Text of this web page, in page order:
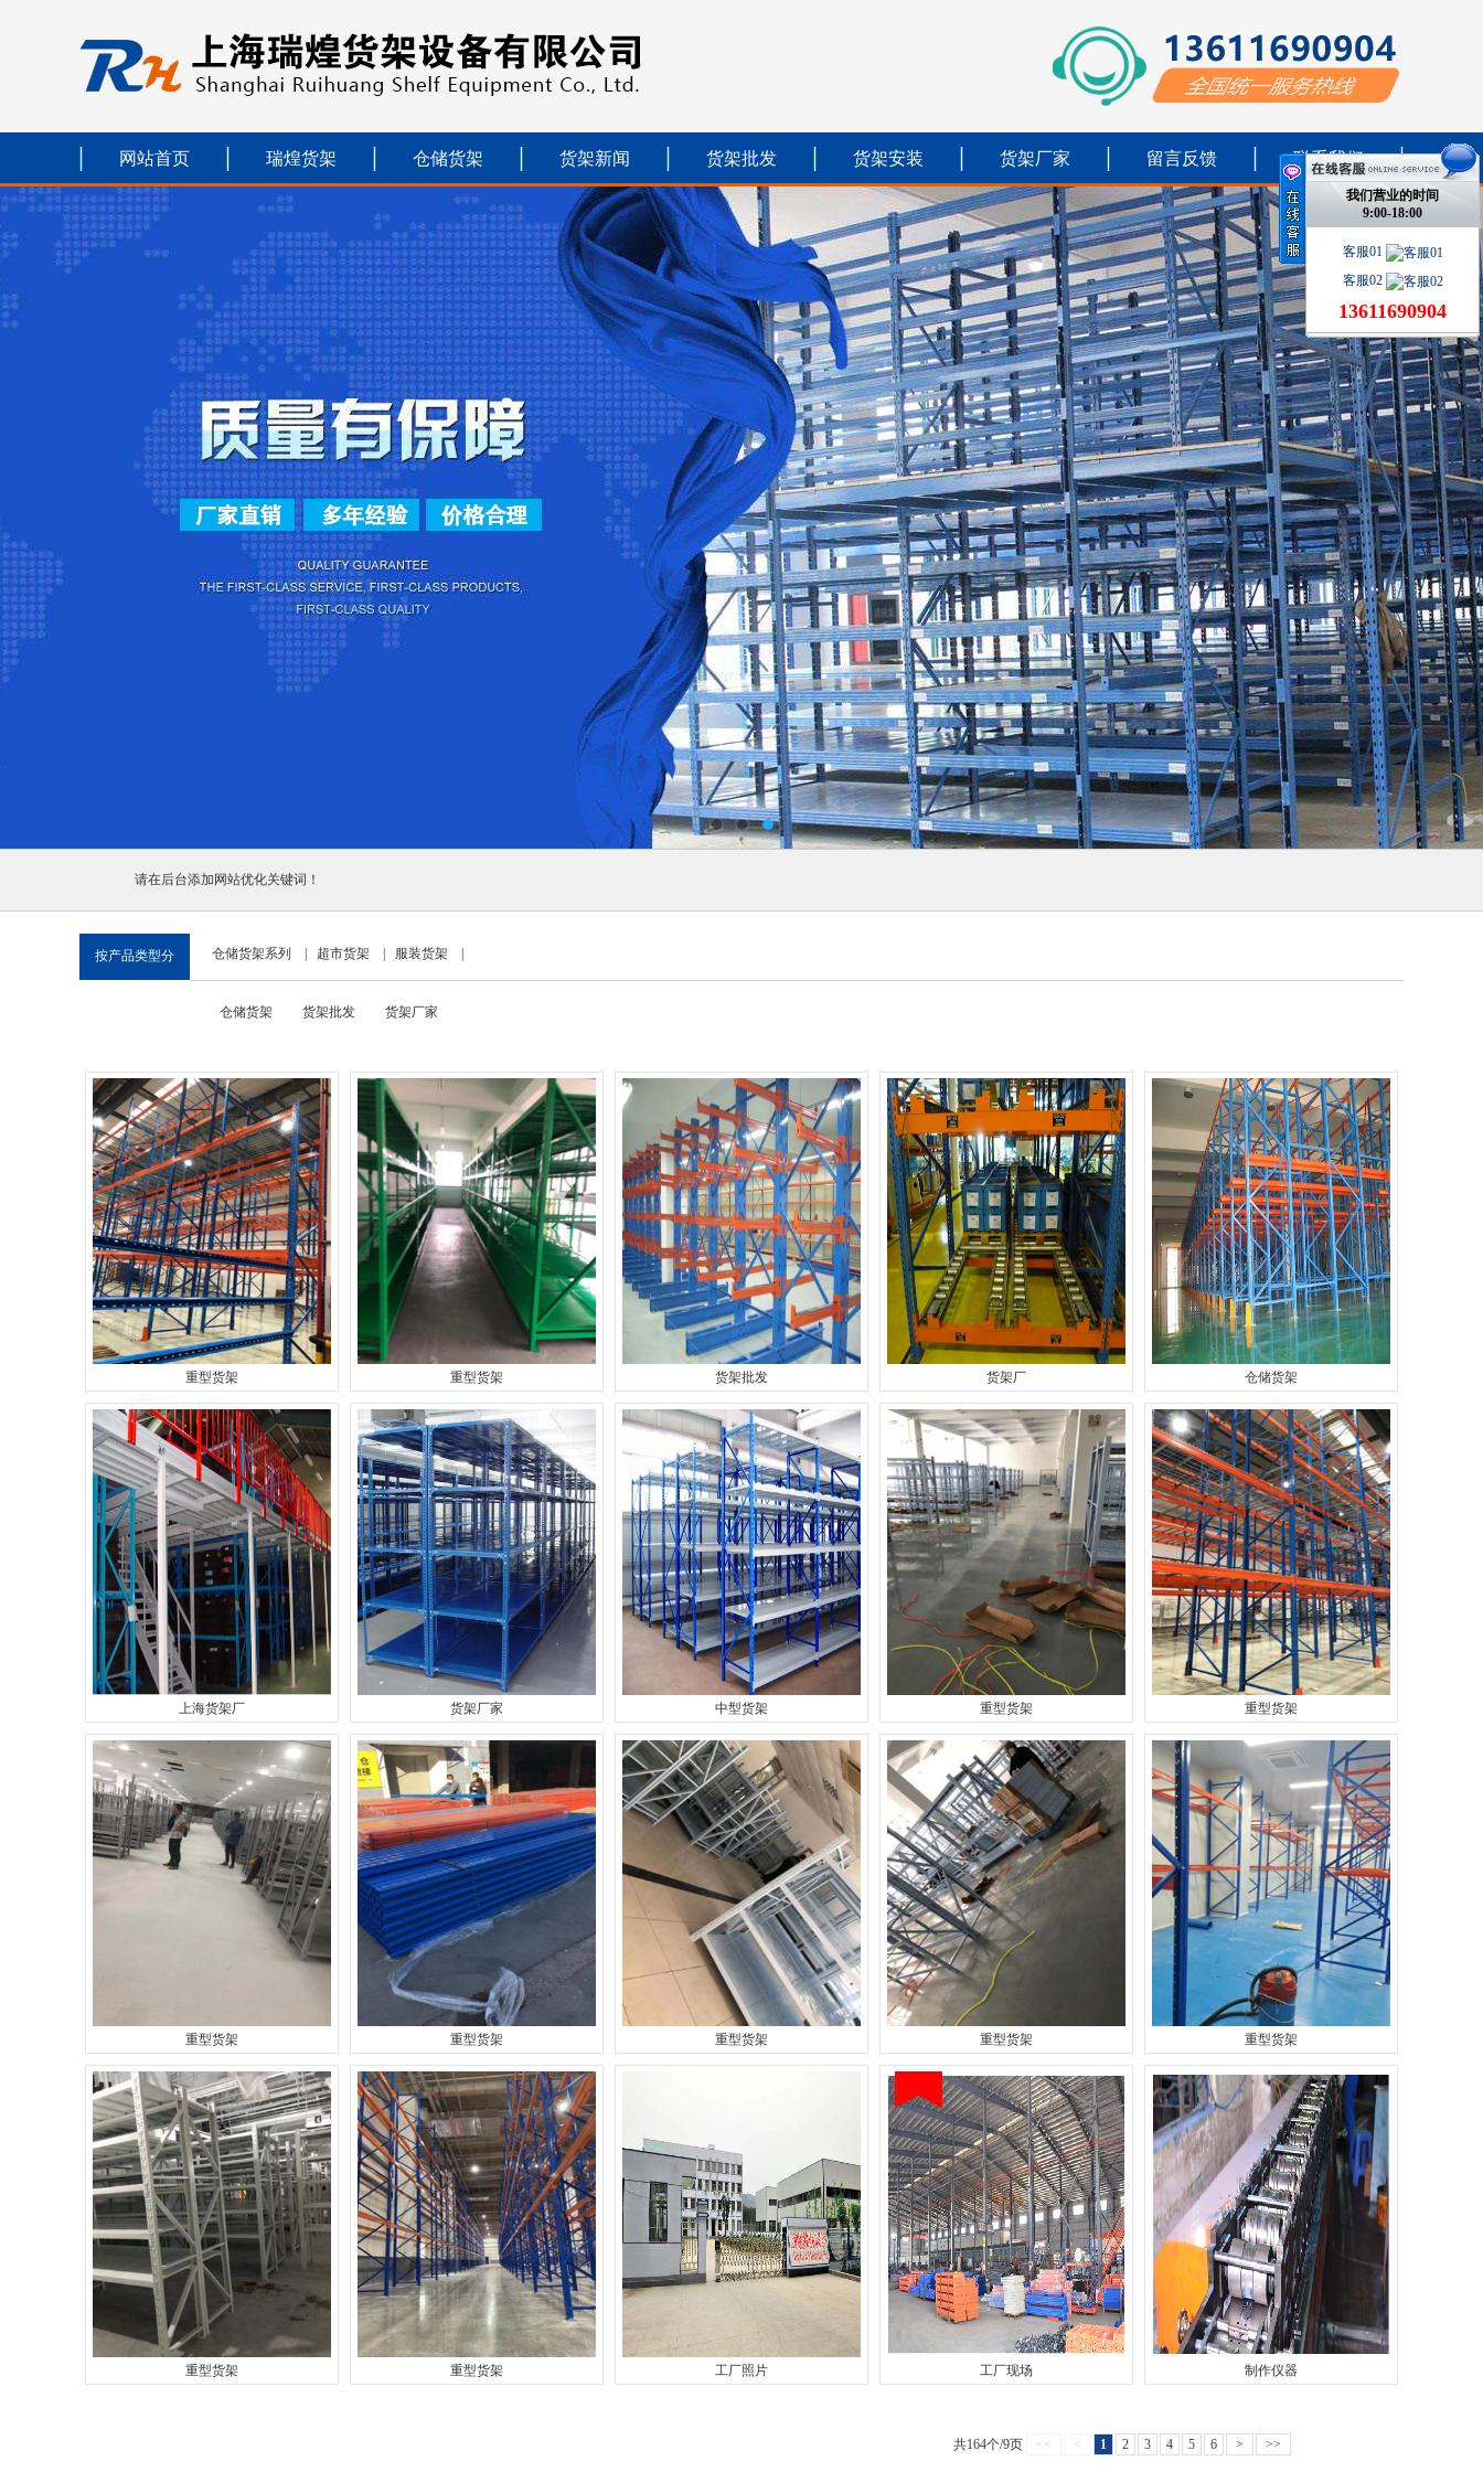
网站首页 瑞煌货架 仓储货架 货架新闻 货架批发 货架安装 货架厂家 留言反馈 联系我们
请在后台添加网站优化关键词！
按产品类型分 仓储货架系列 超市货架 服装货架
仓储货架 货架批发 货架厂家
重型货架 重型货架 货架批发 货架厂 仓储货架
上海货架厂 货架厂家 中型货架 重型货架 重型货架
重型货架 重型货架 重型货架 重型货架 重型货架
重型货架 重型货架 工厂照片 工厂现场 制作仪器
共164个/9页 << < 1 2 3 4 5 6 > >>
我们营业的时间
9:00-18:00
客服01
客服02
13611690904